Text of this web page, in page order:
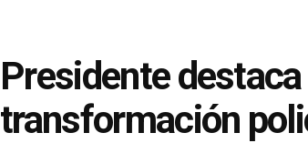
Presidente
transformación